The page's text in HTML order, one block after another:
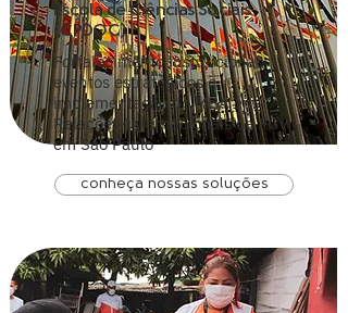
Escola de Ciências Sociais
(CPDOC)
Fortalecimento institucional,
eventos estratégicos e
implementação do MBA em
Relações Internacionais da FGV
em São Paulo
conheça nossas soluções